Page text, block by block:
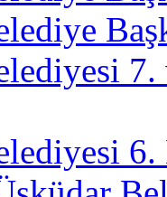
6.